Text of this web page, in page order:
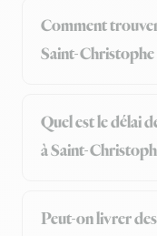
Comment
Saint-Christophe
Quel est le délai
à Saint-
Peut-on livrer